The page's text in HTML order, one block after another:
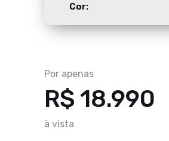
Cor:
Por apenas
R$ 18.990
à vista